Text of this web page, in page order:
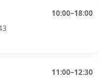
10:00–18:00
11:00–12:30